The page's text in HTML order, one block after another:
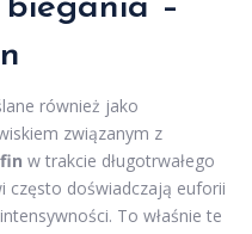
również jako
związanym z
w trakcie długotrwałego
często doświadczają euforii
To właśnie te